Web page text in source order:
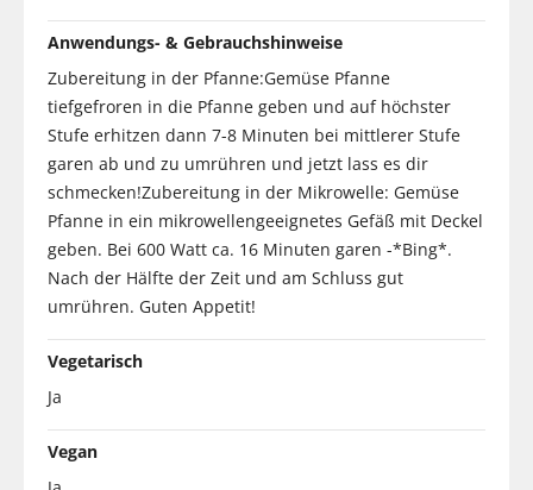
Anwendungs- & Gebrauchshinweise
Zubereitung in der Pfanne:Gemüse Pfanne
tiefgefroren in die Pfanne geben und auf höchster
Stufe erhitzen dann 7-8 Minuten bei mittlerer Stufe
garen ab und zu umrühren und jetzt lass es dir
schmecken!Zubereitung in der Mikrowelle: Gemüse
Pfanne in ein mikrowellengeeignetes Gefäß mit Deckel
geben. Bei 600 Watt ca. 16 Minuten garen -*Bing*.
Nach der Hälfte der Zeit und am Schluss gut
umrühren. Guten Appetit!
Vegetarisch
Ja
Vegan